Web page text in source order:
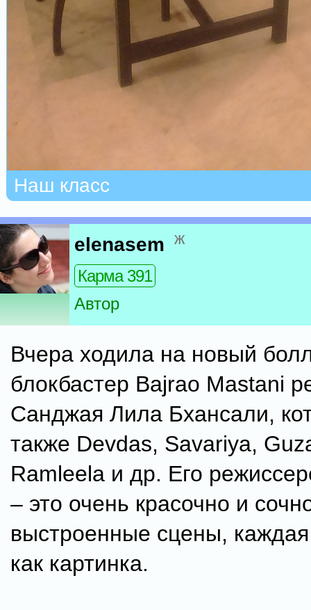
Наш класс
elenasem ж
Карма 391
Автор
Вчера ходила на новый
блокбастер Bajrao Mastani
Санджая Лила Бхансали,
также Devdas, Savariya,
Ramleela и др. Его
– это очень красочно и
выстроенные сцены,
как картинка.